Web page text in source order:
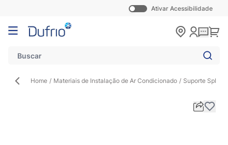
Ativar Acessibilidade
Pular para o conteúdo
Home / Materiais de Instalação de Ar Condicionado / Suporte Split